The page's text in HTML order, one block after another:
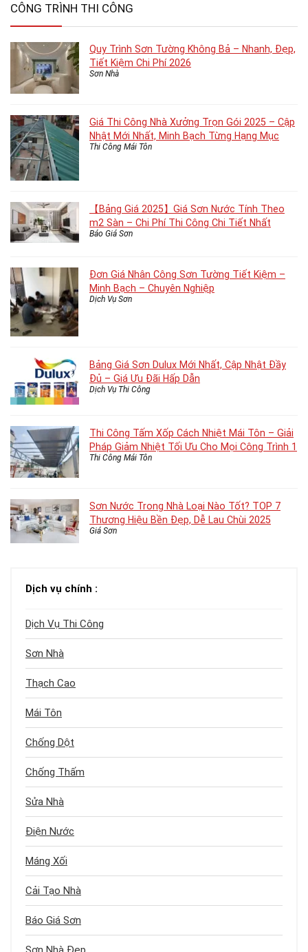
CÔNG TRÌNH THI CÔNG
Quy Trình Sơn Tường Không Bả – Nhanh, Đẹp,
Tiết Kiệm Chi Phí 2026
Sơn Nhà
Giá Thi Công Nhà Xưởng Trọn Gói 2025 – Cập
Nhật Mới Nhất, Minh Bạch Từng Hạng Mục
Thi Công Mái Tôn
【Bảng Giá 2025】Giá Sơn Nước Tính Theo
m2 Sàn – Chi Phí Thi Công Chi Tiết Nhất
Báo Giá Sơn
Đơn Giá Nhân Công Sơn Tường Tiết Kiệm –
Minh Bạch – Chuyên Nghiệp
Dịch Vụ Sơn
Bảng Giá Sơn Dulux Mới Nhất, Cập Nhật Đầy
Đủ – Giá Ưu Đãi Hấp Dẫn
Dịch Vụ Thi Công
Thi Công Tấm Xốp Cách Nhiệt Mái Tôn – Giải
Pháp Giảm Nhiệt Tối Ưu Cho Mọi Công Trình 1
Thi Công Mái Tôn
Sơn Nước Trong Nhà Loại Nào Tốt? TOP 7
Thương Hiệu Bền Đẹp, Dễ Lau Chùi 2025
Giá Sơn
Dịch vụ chính :
Dịch Vụ Thi Công
Sơn Nhà
Thạch Cao
Mái Tôn
Chống Dột
Chống Thấm
Sửa Nhà
Điện Nước
Máng Xối
Cải Tạo Nhà
Báo Giá Sơn